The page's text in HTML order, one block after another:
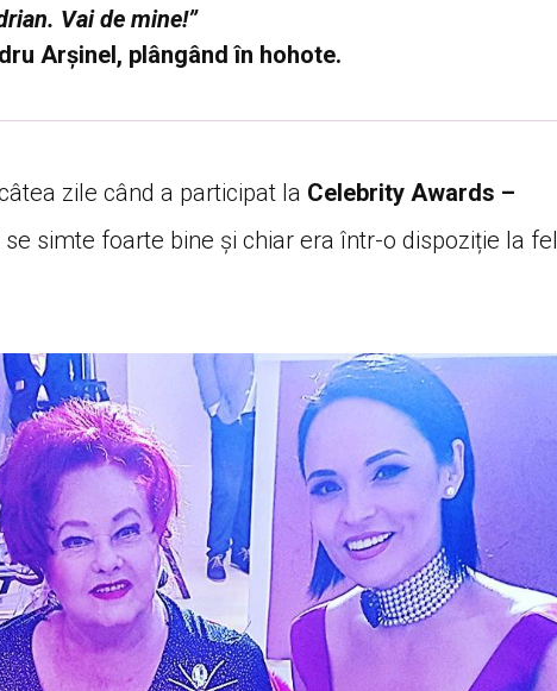
Vai de mine!”
Arşinel, plângând în hohote.
zile când a participat la Celebrity Awards –
simte foarte bine și chiar era într-o dispoziție la fel